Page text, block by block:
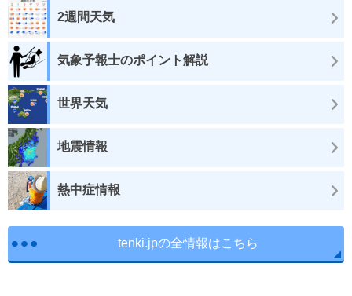
2週間天気
気象予報士のポイント解説
世界天気
地震情報
熱中症情報
tenki.jpの全情報はこちら